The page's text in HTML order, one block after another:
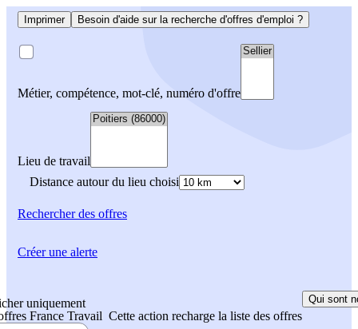
Imprimer Besoin d'aide sur la recherche d'offres d'emploi ?
Métier, compétence, mot-clé, numéro d'offre
Lieu de travail
Distance autour du lieu choisi
Rechercherdes offres
uniquement
France Travail Cette action recharge la liste des offres
Qui sont
Créer une alerte